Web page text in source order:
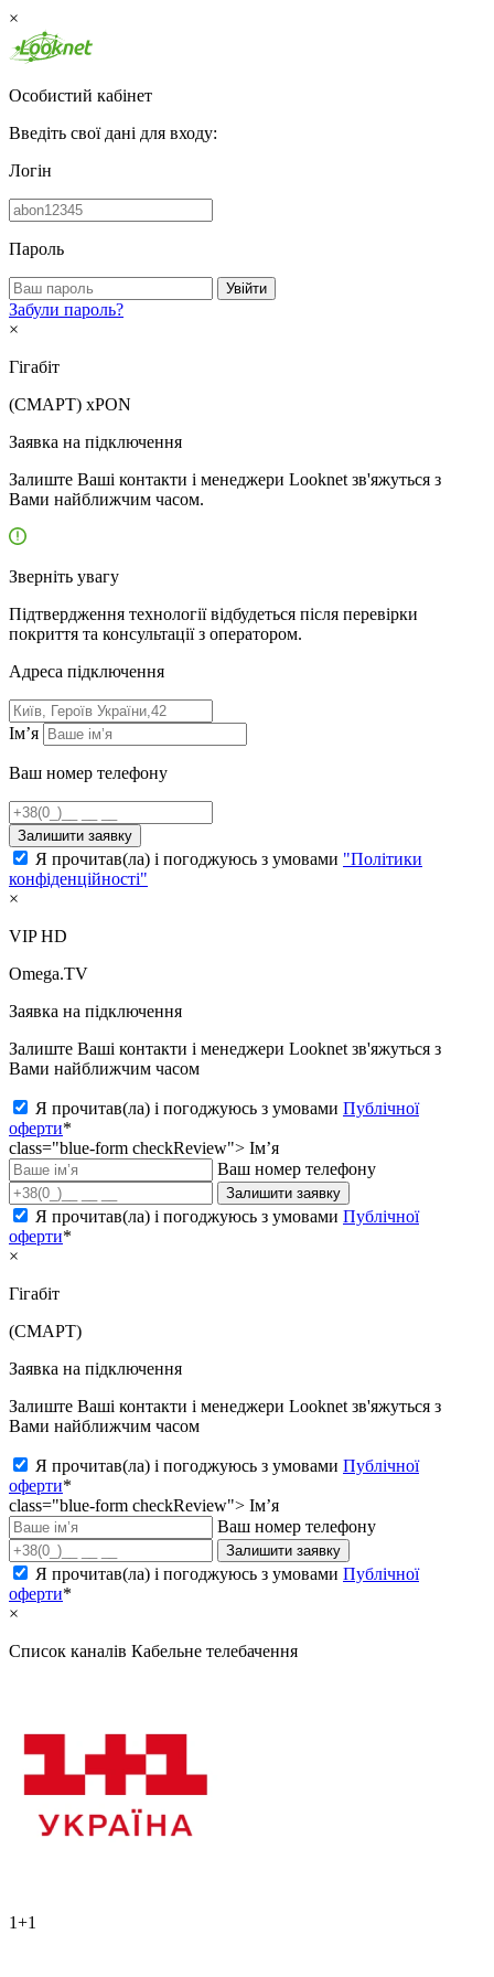
×
Особистий кабінет
Введіть свої дані для входу:
Логін
Пароль
Увійти
Забули пароль?
×
Гігабіт
(СМАРТ) xPON
Заявка на підключення
Залиште Ваші контакти і менеджери Looknet зв'яжуться з
Вами найближчим часом.
Зверніть увагу
Підтвердження технології відбудеться після перевірки
покриття та консультації з оператором.
Адресa підключення
Ім’я
Ваш номер телефону
Залишити заявку
Я прочитав(ла) і погоджуюсь з умовами "Політики
конфіденційності"
×
VIP HD
Omega.TV
Заявка на підключення
Залиште Ваші контакти і менеджери Looknet зв'яжуться з
Вами найближчим часом
Я прочитав(ла) і погоджуюсь з умовами Публічної
оферти*
class="blue-form checkReview"> Ім’я
Ваш номер телефону
Залишити заявку
Я прочитав(ла) і погоджуюсь з умовами Публічної
оферти*
×
Гігабіт
(СМАРТ)
Заявка на підключення
Залиште Ваші контакти і менеджери Looknet зв'яжуться з
Вами найближчим часом
Я прочитав(ла) і погоджуюсь з умовами Публічної
оферти*
class="blue-form checkReview"> Ім’я
Ваш номер телефону
Залишити заявку
Я прочитав(ла) і погоджуюсь з умовами Публічної
оферти*
×
Список каналів Кабельне телебачення
1+1